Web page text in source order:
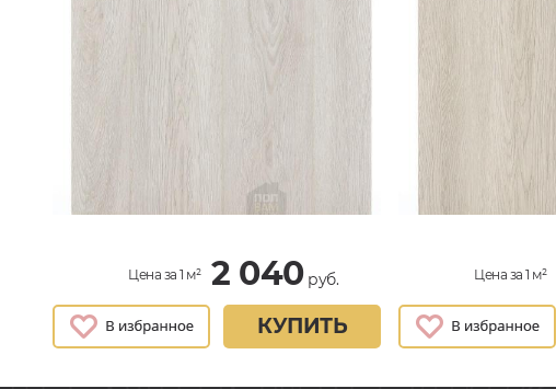
Цена за 1 м² 2 040руб.
КУПИТЬ
Цена за 1 м²